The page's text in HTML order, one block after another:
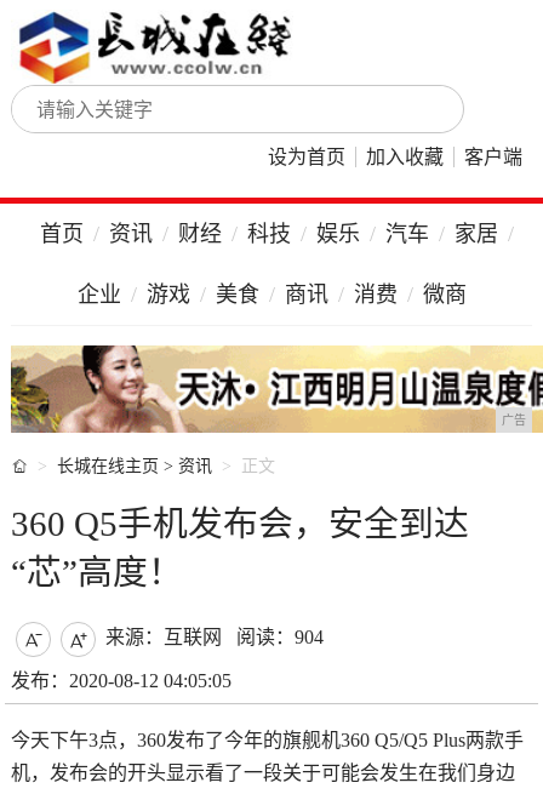
设为首页 加入收藏 客户端
首页 资讯 财经 科技 娱乐 汽车 家居
企业 游戏 美食 商讯 消费 微商
广告
 长城在线主页 > 资讯 正文
360 Q5手机发布会，安全到达
“芯”高度！
  来源：互联网 阅读：904
发布：2020-08-12 04:05:05
今天下午3点，360发布了今年的旗舰机360 Q5/Q5 Plus两款手
机，发布会的开头显示看了一段关于可能会发生在我们身边